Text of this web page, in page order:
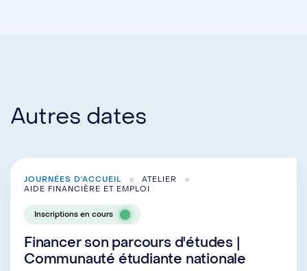
Autres dates
JOURNÉES D'ACCUEIL
ATELIER
AIDE FINANCIÈRE ET EMPLOI
Inscriptions en cours
Financer son parcours d'études |
Communauté étudiante nationale